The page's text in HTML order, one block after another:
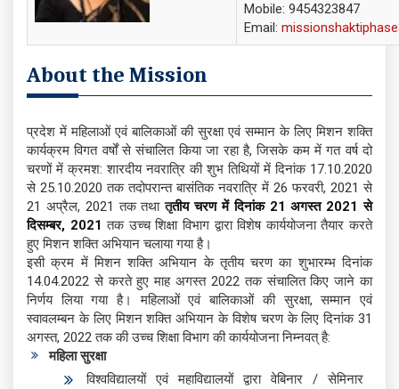
Mobile: 9454323847
Email:
About the Mission
प्रदेश में महिलाओं एवं बालिकाओं की सुरक्षा एवं सम्मान के लिए मिशन शक्ति
कार्यक्रम विगत वर्षों से संचालित किया जा रहा है, जिसके कम में गत वर्ष दो
चरणों में क्रमश: शारदीय नवरात्रि की शुभ तिथियों में दिनांक 17.10.2020
से 25.10.2020 तक तदोपरान्त बासंतिक नवरात्रि में 26 फरवरी, 2021 से
21 अप्रैल, 2021 तक तथातृतीय चरण में दिनांक 21 अगस्त 2021 से
दिसम्बर, 2021 तक उच्च शिक्षा विभाग द्वारा विशेष कार्ययोजना तैयार करते
हुए मिशन शक्ति अभियान चलाया गया है।
इसी क्रम में मिशन शक्ति अभियान के तृतीय चरण का शुभारम्भ दिनांक
14.04.2022 से करते हुए माह अगस्त 2022 तक संचालित किए जाने का
निर्णय लिया गया है। महिलाओं एवं बालिकाओं की सुरक्षा, सम्मान एवं
स्वावलम्बन के लिए मिशन शक्ति अभियान के विशेष चरण के लिए दिनांक 31
अगस्त, 2022 तक की उच्च शिक्षा विभाग की कार्ययोजना निम्नवत् है:
महिला सुरक्षा
विश्वविद्यालयों एवं महाविद्यालयों द्वारा वेबिनार / सेमिनार